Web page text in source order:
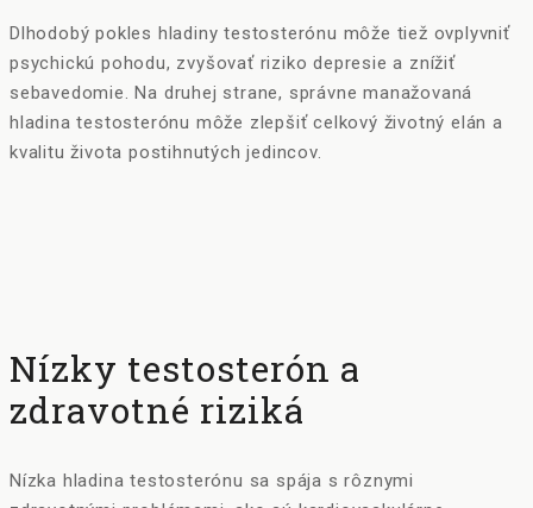
Dlhodobý pokles hladiny testosterónu môže tiež ovplyvniť
psychickú pohodu, zvyšovať riziko depresie a znížiť
sebavedomie. Na druhej strane, správne manažovaná
hladina testosterónu môže zlepšiť celkový životný elán a
kvalitu života postihnutých jedincov.
Nízky testosterón a
zdravotné riziká
Nízka hladina testosterónu sa spája s rôznymi